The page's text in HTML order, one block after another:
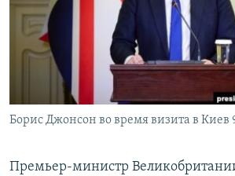
ПОБЕДИТЕЛЕЙ НЕ СУДЯТ?
КРЫМ.НЕПОКОРЕННЫЙ
ELIFBE
УКРАИНСКАЯ ПРОБЛЕМА КРЫМА
ПРИСОЕДИНЯЙТЕСЬ!
Все сайты RFE/RL
Борис Джонсон во время визита в Киев
Премьер-министр